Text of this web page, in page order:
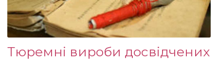
Тюремні вироби досвідчених